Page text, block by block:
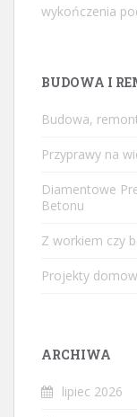
wykończenia
BUDOWA I
Budowa,
Przyprawy na
Diamentowe
Betonu
Z workiem czy
Projekty domow
ARCHIWA
lipiec 2026